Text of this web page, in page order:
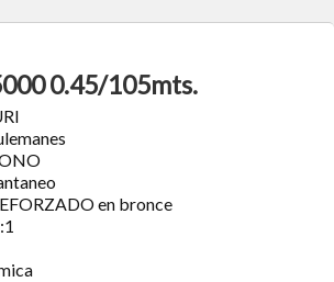
0.45/105mts.
en bronce